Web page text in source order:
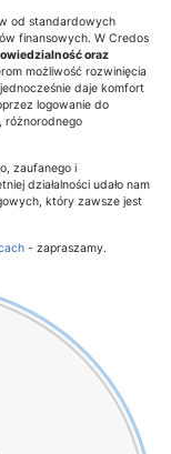
od standardowych
finansowych. W Credos
oraz
możliwość rozwinięcia
daje komfort
logowanie do
różnorodnego
zaufanego i
działalności udało nam
który zawsze jest
- zapraszamy.